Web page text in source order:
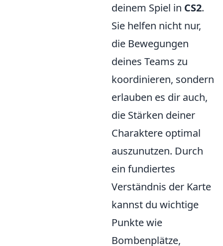
deinem Spiel in CS2.
Sie helfen nicht nur,
die Bewegungen
deines Teams zu
koordinieren, sondern
erlauben es dir auch,
die Stärken deiner
Charaktere optimal
auszunutzen. Durch
ein fundiertes
Verständnis der Karte
kannst du wichtige
Punkte wie
Bombenplätze,